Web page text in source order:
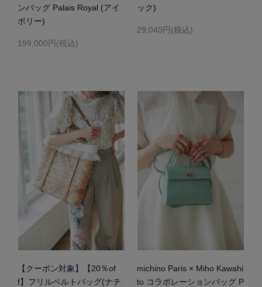
ンバッグ Palais Royal (アイ
ボリー)
199,000円(税込)
ック)
29,040円(税込)
【クーポン対象】【20％of
f】フリルベルトバッグ(ナチ
michino Paris × Miho Kawahi
to コラボレーションバッグ P